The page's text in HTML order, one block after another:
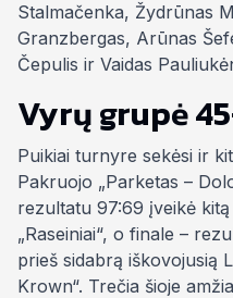
Stalmačenka, Žydrūnas
Granzbergas, Arūnas
Čepulis ir Vaidas
Vyrų grupė
Puikiai turnyre sekėsi ir
Pakruojo „Parketas –
rezultatu 97:69 įveikė
„Raseiniai“, o finale –
prieš sidabrą iškovojusią
Krown“. Trečia šioje